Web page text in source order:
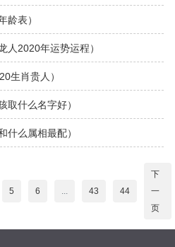
龄表）
人2020年运势运程）
生肖贵人）
取什么名字好）
什么属相最配）
5 6 ... 43 44
下
一
页